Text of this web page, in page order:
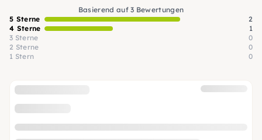
Basierend auf 3 Bewertungen
5 Sterne
2
4 Sterne
1
3 Sterne
0
2 Sterne
0
1 Stern
0